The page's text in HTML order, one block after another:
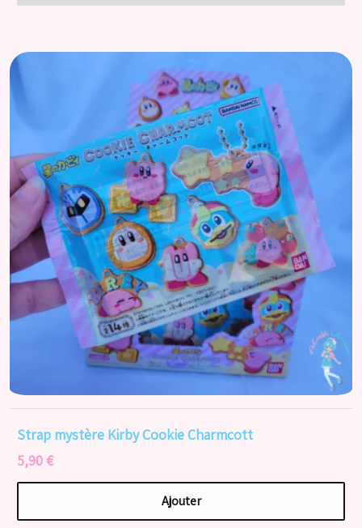
Strap mystère Kirby Cookie Charmcott
5,90 €
Ajouter